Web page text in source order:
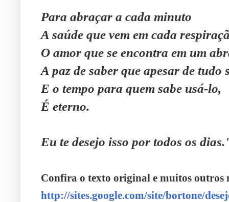
Para abraçar a cada minuto
A saúde que vem em cada
O amor que se encontra em um
A paz de saber que apesar de tudo
E o tempo para quem sabe usá-lo,
É eterno.
Eu te desejo isso por todos os
Confira o texto original e muitos outros
http://sites.google.com/site/bortone/